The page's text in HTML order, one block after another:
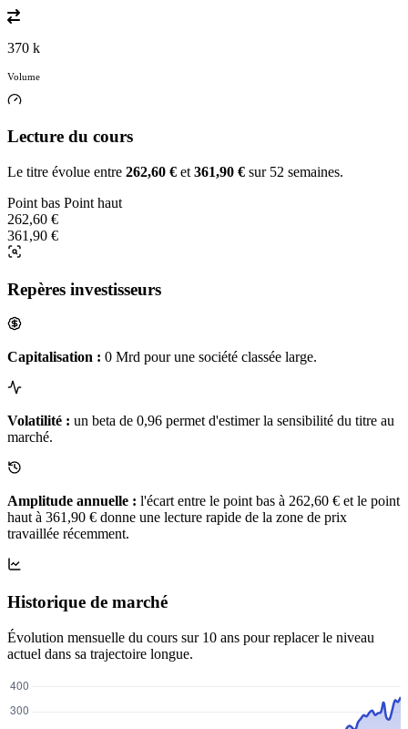
370 k
Volume
Lecture du cours
Le titre évolue entre 262,60 € et 361,90 € sur 52 semaines.
Point bas Point haut
262,60 €
361,90 €
Repères investisseurs
Capitalisation : 0 Mrd pour une société classée large.
Volatilité : un beta de 0,96 permet d'estimer la sensibilité du titre au
marché.
Amplitude annuelle : l'écart entre le point bas à 262,60 € et le point
haut à 361,90 € donne une lecture rapide de la zone de prix
travaillée récemment.
Historique de marché
Évolution mensuelle du cours sur 10 ans pour replacer le niveau
actuel dans sa trajectoire longue.